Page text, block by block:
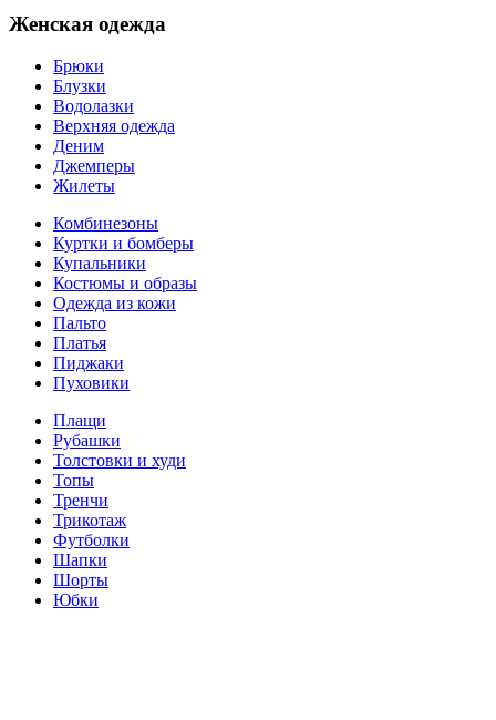
Женская одежда
Брюки
Блузки
Водолазки
Верхняя одежда
Деним
Джемперы
Жилеты
Комбинезоны
Куртки и бомберы
Купальники
Костюмы и образы
Одежда из кожи
Пальто
Платья
Пиджаки
Пуховики
Плащи
Рубашки
Толстовки и худи
Топы
Тренчи
Трикотаж
Футболки
Шапки
Шорты
Юбки